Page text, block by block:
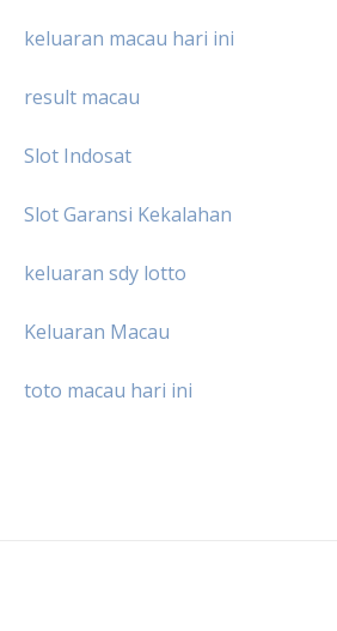
keluaran macau hari ini
result macau
Slot Indosat
Slot Garansi Kekalahan
keluaran sdy lotto
Keluaran Macau
toto macau hari ini